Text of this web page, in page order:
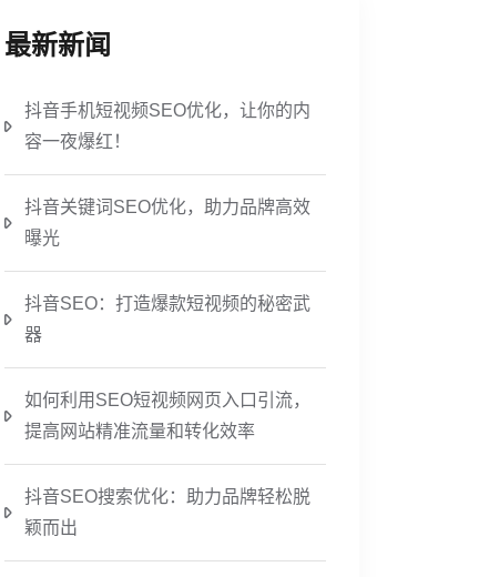
最新新闻
抖音手机短视频SEO优化，让你的内
容一夜爆红！
抖音关键词SEO优化，助力品牌高效
曝光
抖音SEO：打造爆款短视频的秘密武
器
如何利用SEO短视频网页入口引流，
提高网站精准流量和转化效率
抖音SEO搜索优化：助力品牌轻松脱
颖而出